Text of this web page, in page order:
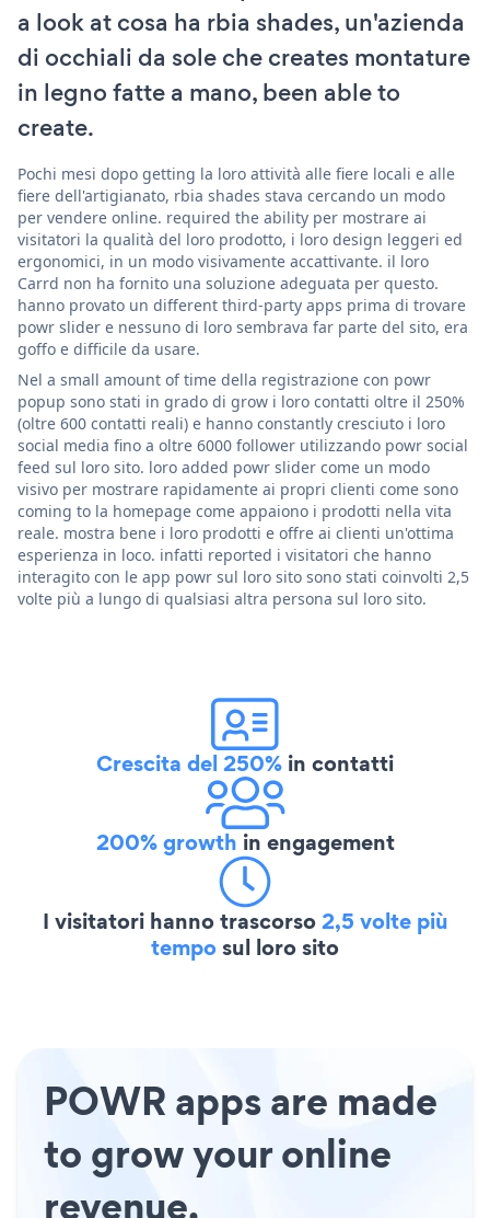
a look at cosa ha rbia shades, un'azienda
di occhiali da sole che creates montature
in legno fatte a mano, been able to
create.
Pochi mesi dopo getting la loro attività alle fiere locali e alle
fiere dell'artigianato, rbia shades stava cercando un modo
per vendere online. required the ability per mostrare ai
visitatori la qualità del loro prodotto, i loro design leggeri ed
ergonomici, in un modo visivamente accattivante. il loro
Carrd non ha fornito una soluzione adeguata per questo.
hanno provato un different third-party apps prima di trovare
powr slider e nessuno di loro sembrava far parte del sito, era
goffo e difficile da usare.
Nel a small amount of time della registrazione con powr
popup sono stati in grado di grow i loro contatti oltre il 250%
(oltre 600 contatti reali) e hanno constantly cresciuto i loro
social media fino a oltre 6000 follower utilizzando powr social
feed sul loro sito. loro added powr slider come un modo
visivo per mostrare rapidamente ai propri clienti come sono
coming to la homepage come appaiono i prodotti nella vita
reale. mostra bene i loro prodotti e offre ai clienti un'ottima
esperienza in loco. infatti reported i visitatori che hanno
interagito con le app powr sul loro sito sono stati coinvolti 2,5
volte più a lungo di qualsiasi altra persona sul loro sito.
Crescita del 250% in contatti
200% growth in engagement
I visitatori hanno trascorso2,5 volte più
temposul loro sito
POWR apps are made
to grow your online
revenue.